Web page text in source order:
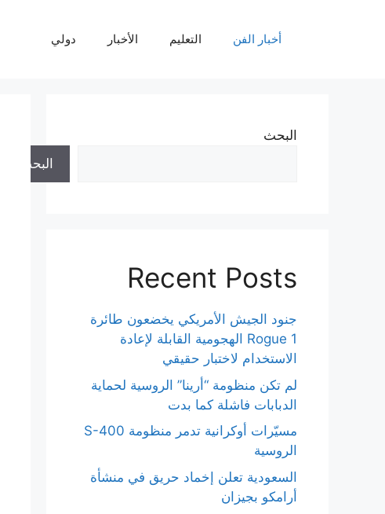
أخبار الفن التعليم الأخبار دولي
البحث
البحث
Recent Posts
جنود الجيش الأمريكي يخضعون طائرة
Rogue 1 الهجومية القابلة لإعادة
الاستخدام لاختبار حقيقي
لم تكن منظومة “أرينا” الروسية لحماية
الدبابات فاشلة كما بدت
مسيّرات أوكرانية تدمر منظومة S-400
الروسية
السعودية تعلن إخماد حريق في منشأة
أرامكو بجيزان